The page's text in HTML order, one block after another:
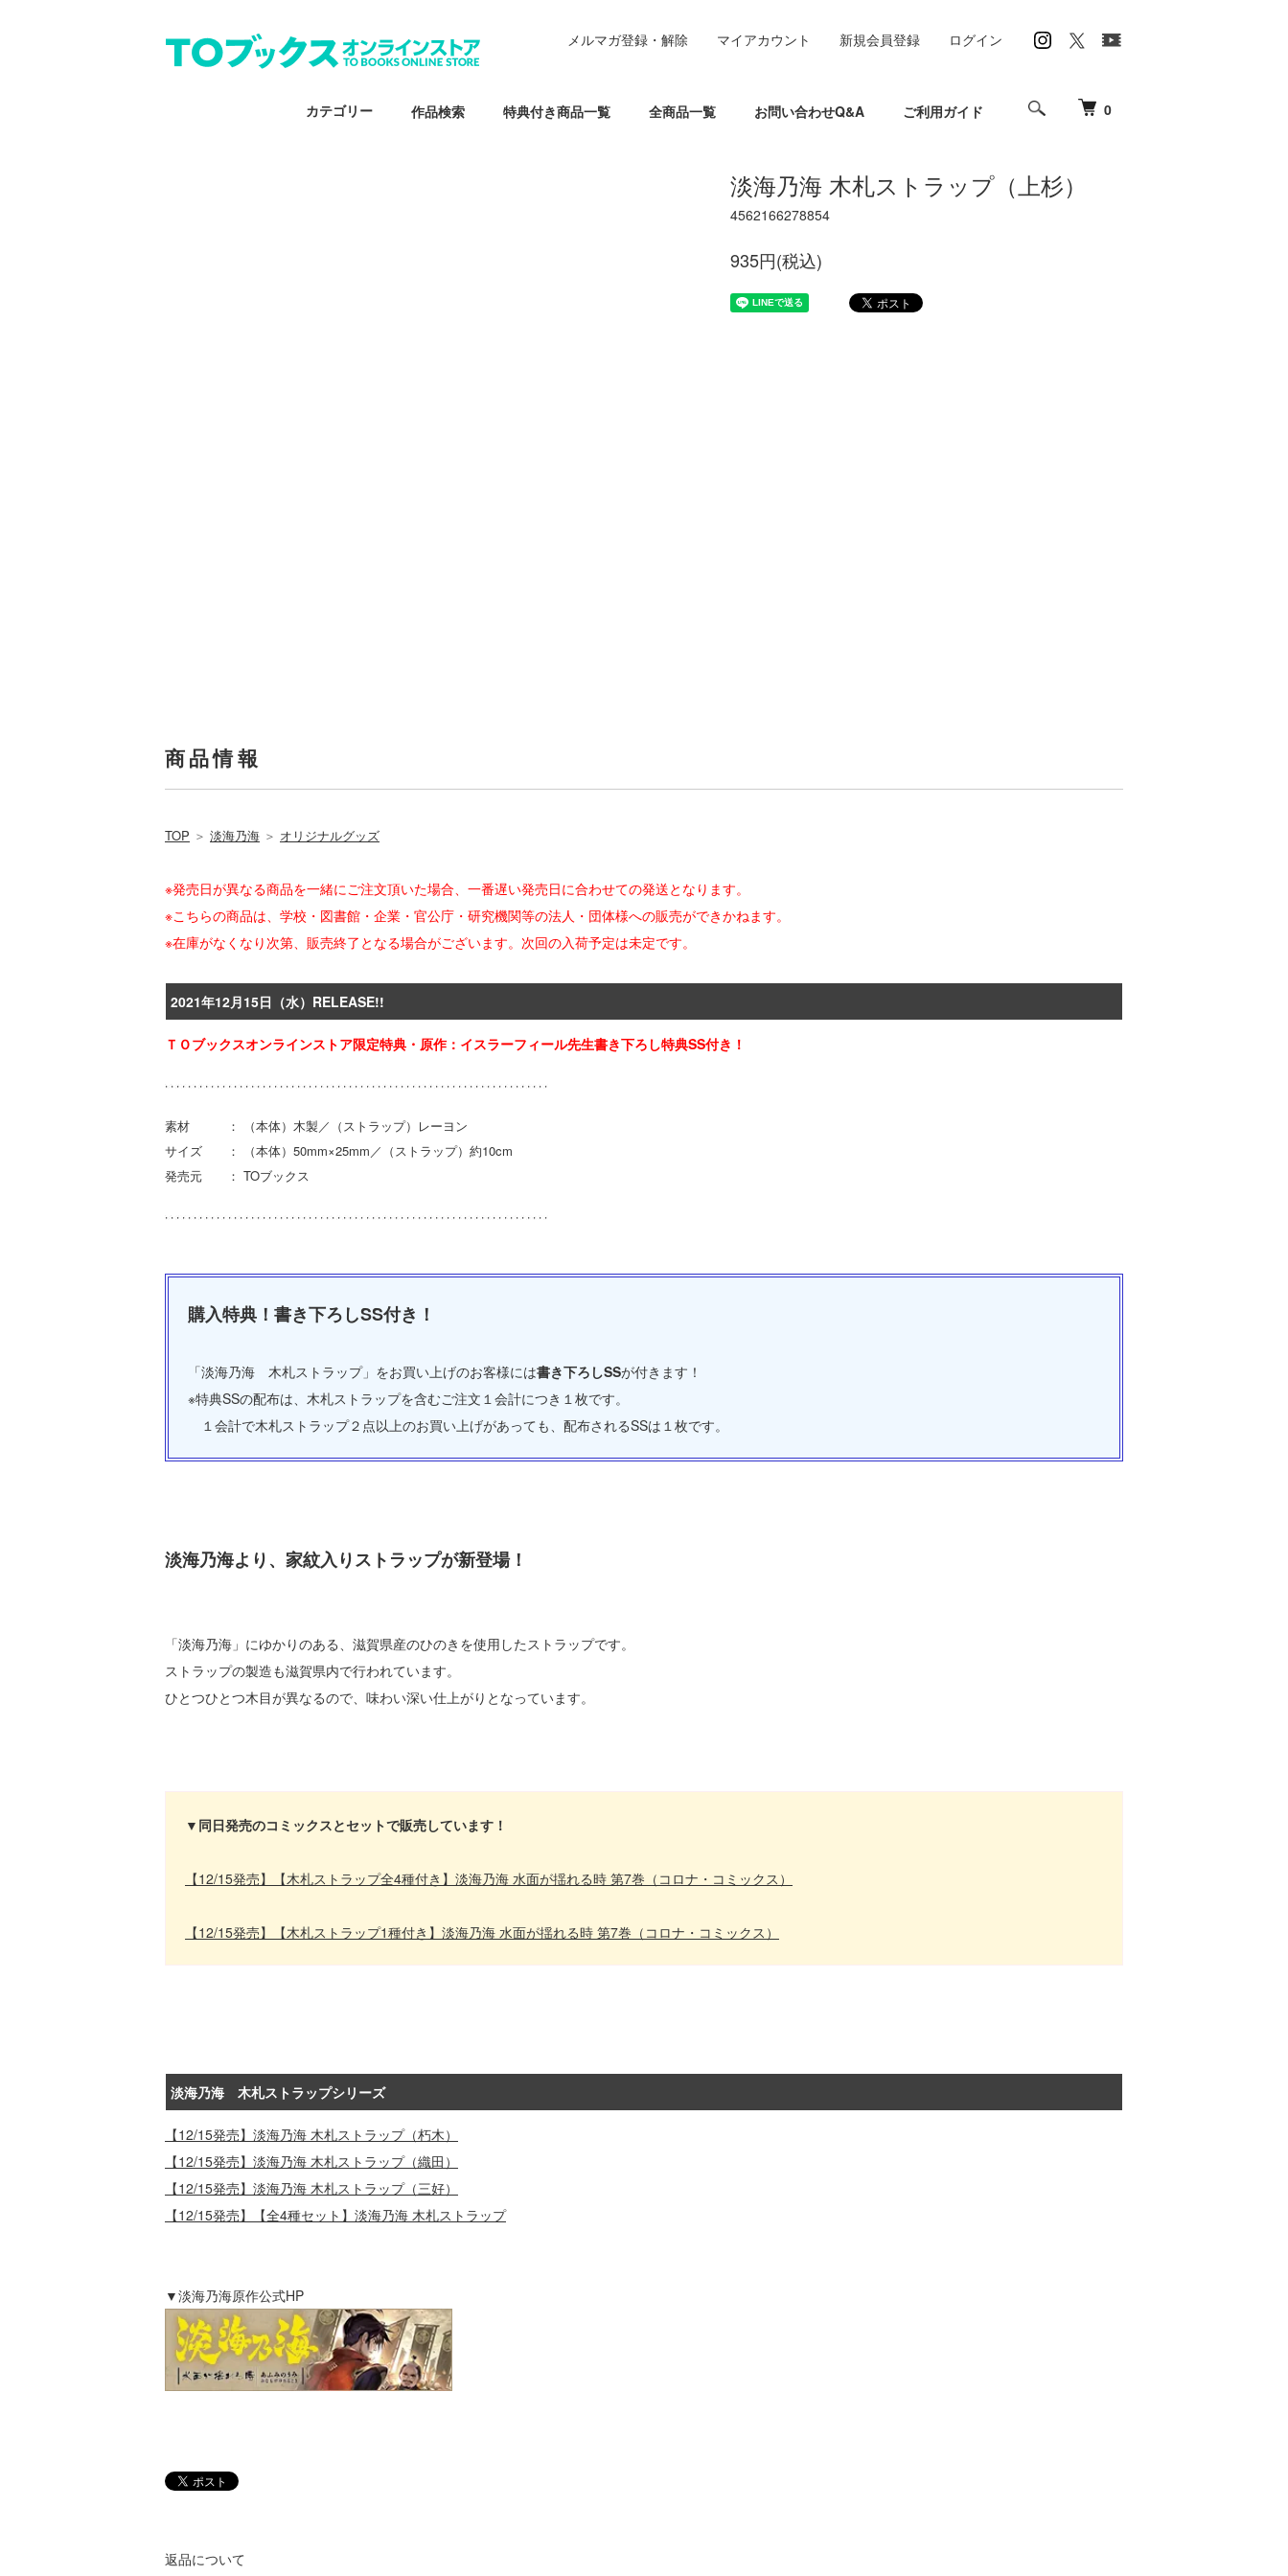
0
カテゴリー 作品検索 特典付き商品一覧 全商品一覧 お問い合わせQ&A ご利用ガイド
メルマガ登録・解除 マイアカウント 新規会員登録 ログイン
淡海乃海 木札ストラップ（上杉）
4562166278854
935円(税込)
商品情報
TOP ＞ 淡海乃海 ＞ オリジナルグッズ
※発売日が異なる商品を一緒にご注文頂いた場合、一番遅い発売日に合わせての発送となります。
※こちらの商品は、学校・図書館・企業・官公庁・研究機関等の法人・団体様への販売ができかねます。
※在庫がなくなり次第、販売終了となる場合がございます。次回の入荷予定は未定です。
2021年12月15日（水）RELEASE!!
ＴＯブックスオンラインストア限定特典・原作：イスラーフィール先生書き下ろし特典SS付き！
素材 ： （本体）木製／（ストラップ）レーヨン
サイズ ： （本体）50mm×25mm／（ストラップ）約10cm
発売元 ： TOブックス
購入特典！書き下ろしSS付き！
「淡海乃海 木札ストラップ」をお買い上げのお客様には書き下ろしSSが付きます！
※特典SSの配布は、木札ストラップを含むご注文１会計につき１枚です。
１会計で木札ストラップ２点以上のお買い上げがあっても、配布されるSSは１枚です。
淡海乃海より、家紋入りストラップが新登場！
「淡海乃海」にゆかりのある、滋賀県産のひのきを使用したストラップです。
ストラップの製造も滋賀県内で行われています。
ひとつひとつ木目が異なるので、味わい深い仕上がりとなっています。
▼同日発売のコミックスとセットで販売しています！
【12/15発売】【木札ストラップ全4種付き】淡海乃海 水面が揺れる時 第7巻（コロナ・コミックス）
【12/15発売】【木札ストラップ1種付き】淡海乃海 水面が揺れる時 第7巻（コロナ・コミックス）
淡海乃海 木札ストラップシリーズ
【12/15発売】淡海乃海 木札ストラップ（朽木）
【12/15発売】淡海乃海 木札ストラップ（織田）
【12/15発売】淡海乃海 木札ストラップ（三好）
【12/15発売】【全4種セット】淡海乃海 木札ストラップ
▼淡海乃海原作公式HP
返品について